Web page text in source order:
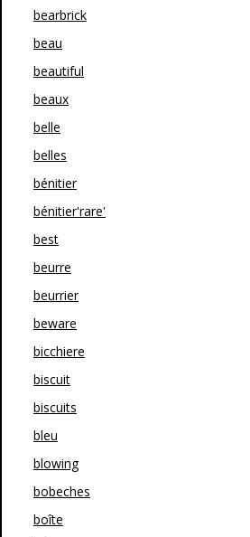
bearbrick
beau
beautiful
beaux
belle
belles
bénitier
bénitier'rare'
best
beurre
beurrier
beware
bicchiere
biscuit
biscuits
bleu
blowing
bobeches
boîte